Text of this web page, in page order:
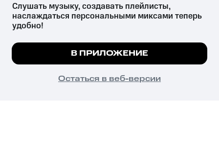
психотропных веществ, их аналогов причиняет вред здоровью,
их незаконный оборот запрещён и влечёт установленную
законодательством ответственность.
© 2026 ООО «КИОН».
Все права защищены
Мы используем куки, чтобы на сайте все
Подробнее
ПОНЯТНО
Слушать музыку, создавать плейлисты,
наслаждаться персональными миксами теперь
удобно!
В ПРИЛОЖЕНИЕ
Остаться в веб-версии